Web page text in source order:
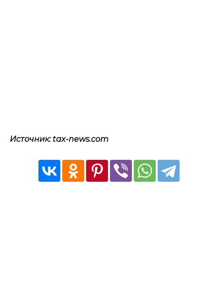
Источник: tax-news.com